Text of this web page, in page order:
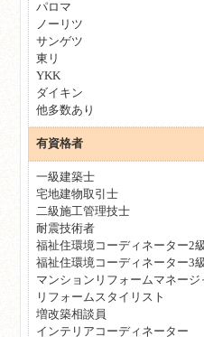
パロマ
ノーリツ
サンゲツ
東リ
YKK
ダイキン
他多数あり
有資格者
一級建築士
宅地建物取引士
二級施工管理技士
耐震技術者
福祉住環境コーディネーター2級
福祉住環境コーディネーター3級
マンションリフォームマネージ
リフォームスタイリスト
増改築相談員
インテリアコーディネーター